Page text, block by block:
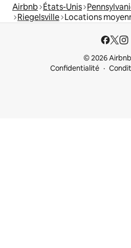
Airbnb États-Unis
Riegelsville Locations
© 2026
Confidentialité